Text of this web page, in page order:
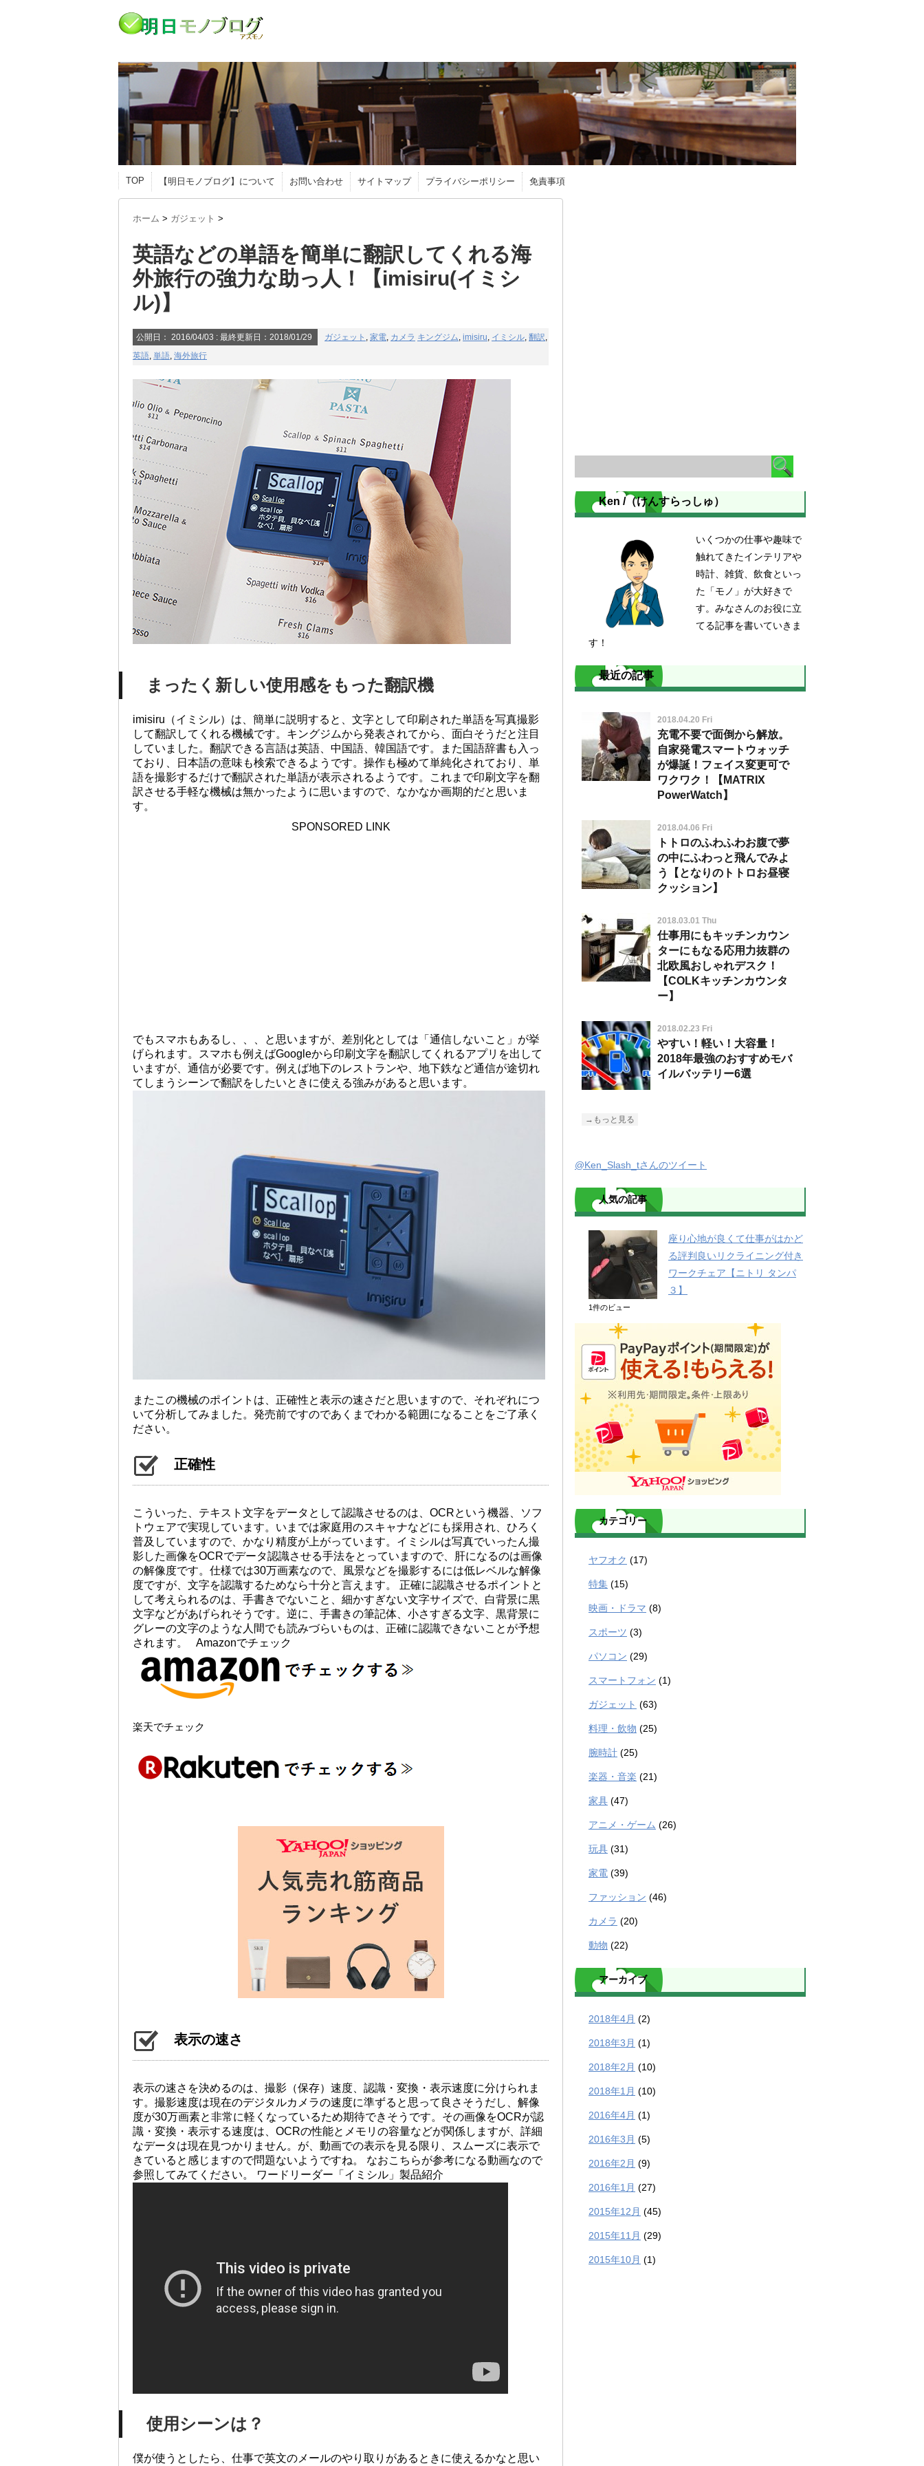
TOP 【明日モノブログ】について お問い合わせ サイトマップ プライバシーポリシー 免責事項
ホーム > ガジェット >
英語などの単語を簡単に翻訳してくれる海
外旅行の強力な助っ人！【imisiru(イミシ
ル)】
公開日： 2016/04/03 : 最終更新日：2018/01/29 ガジェット , 家電, カメラ キングジム, imisiru, イミシル, 翻訳,
英語, 単語, 海外旅行
まったく新しい使用感をもった翻訳機
imisiru（イミシル）は、簡単に説明すると、文字として印刷された単語を写真撮影
して翻訳してくれる機械です。キングジムから発表されてから、面白そうだと注目
していました。翻訳できる言語は英語、中国語、韓国語です。また国語辞書も入っ
ており、日本語の意味も検索できるようです。操作も極めて単純化されており、単
語を撮影するだけで翻訳された単語が表示されるようです。これまで印刷文字を翻
訳させる手軽な機械は無かったように思いますので、なかなか画期的だと思いま
す。
SPONSORED LINK
でもスマホもあるし、、、と思いますが、差別化としては「通信しないこと」が挙
げられます。スマホも例えばGoogleから印刷文字を翻訳してくれるアプリを出して
いますが、通信が必要です。例えば地下のレストランや、地下鉄など通信が途切れ
てしまうシーンで翻訳をしたいときに使える強みがあると思います。
またこの機械のポイントは、正確性と表示の速さだと思いますので、それぞれにつ
いて分析してみました。発売前ですのであくまでわかる範囲になることをご了承く
ださい。
正確性
こういった、テキスト文字をデータとして認識させるのは、OCRという機器、ソフ
トウェアで実現しています。いまでは家庭用のスキャナなどにも採用され、ひろく
普及していますので、かなり精度が上がっています。イミシルは写真でいったん撮
影した画像をOCRでデータ認識させる手法をとっていますので、肝になるのは画像
の解像度です。仕様では30万画素なので、風景などを撮影するには低レベルな解像
度ですが、文字を認識するためなら十分と言えます。 正確に認識させるポイントと
して考えられるのは、手書きでないこと、細かすぎない文字サイズで、白背景に黒
文字などがあげられそうです。逆に、手書きの筆記体、小さすぎる文字、黒背景に
グレーの文字のような人間でも読みづらいものは、正確に認識できないことが予想
されます。 Amazonでチェック
楽天でチェック
表示の速さ
表示の速さを決めるのは、撮影（保存）速度、認識・変換・表示速度に分けられま
す。撮影速度は現在のデジタルカメラの速度に準ずると思って良さそうだし、解像
度が30万画素と非常に軽くなっているため期待できそうです。その画像をOCRが認
識・変換・表示する速度は、OCRの性能とメモリの容量などが関係しますが、詳細
なデータは現在見つかりません。が、動画での表示を見る限り、スムーズに表示で
きていると感じますので問題ないようですね。 なおこちらが参考になる動画なので
参照してみてください。 ワードリーダー「イミシル」製品紹介
使用シーンは？
僕が使うとしたら、仕事で英文のメールのやり取りがあるときに使えるかなと思い
Ken /（けんすらっしゅ）
いくつかの仕事や趣味で
触れてきたインテリアや
時計、雑貨、飲食といっ
た「モノ」が大好きで
す。みなさんのお役に立
てる記事を書いていきま
す！
最近の記事
2018.04.20 Fri
充電不要で面倒から解放。
自家発電スマートウォッチ
が爆誕！フェイス変更可で
ワクワク！【MATRIX
PowerWatch】
2018.04.06 Fri
トトロのふわふわお腹で夢
の中にふわっと飛んでみよ
う【となりのトトロお昼寝
クッション】
2018.03.01 Thu
仕事用にもキッチンカウン
ターにもなる応用力抜群の
北欧風おしゃれデスク！
【COLKキッチンカウンタ
ー】
2018.02.23 Fri
やすい！軽い！大容量！
2018年最強のおすすめモバ
イルバッテリー6選
→もっと見る
@Ken_Slash_tさんのツイート
人気の記事
座り心地が良くて仕事がはかど
る評判良いリクライニング付き
ワークチェア【ニトリ タンパ
３】
1件のビュー
カテゴリー
ヤフオク (17)
特集 (15)
映画・ドラマ (8)
スポーツ (3)
パソコン (29)
スマートフォン (1)
ガジェット (63)
料理・飲物 (25)
腕時計 (25)
楽器・音楽 (21)
家具 (47)
アニメ・ゲーム (26)
玩具 (31)
家電 (39)
ファッション (46)
カメラ (20)
動物 (22)
アーカイブ
2018年4月 (2)
2018年3月 (1)
2018年2月 (10)
2018年1月 (10)
2016年4月 (1)
2016年3月 (5)
2016年2月 (9)
2016年1月 (27)
2015年12月 (45)
2015年11月 (29)
2015年10月 (1)